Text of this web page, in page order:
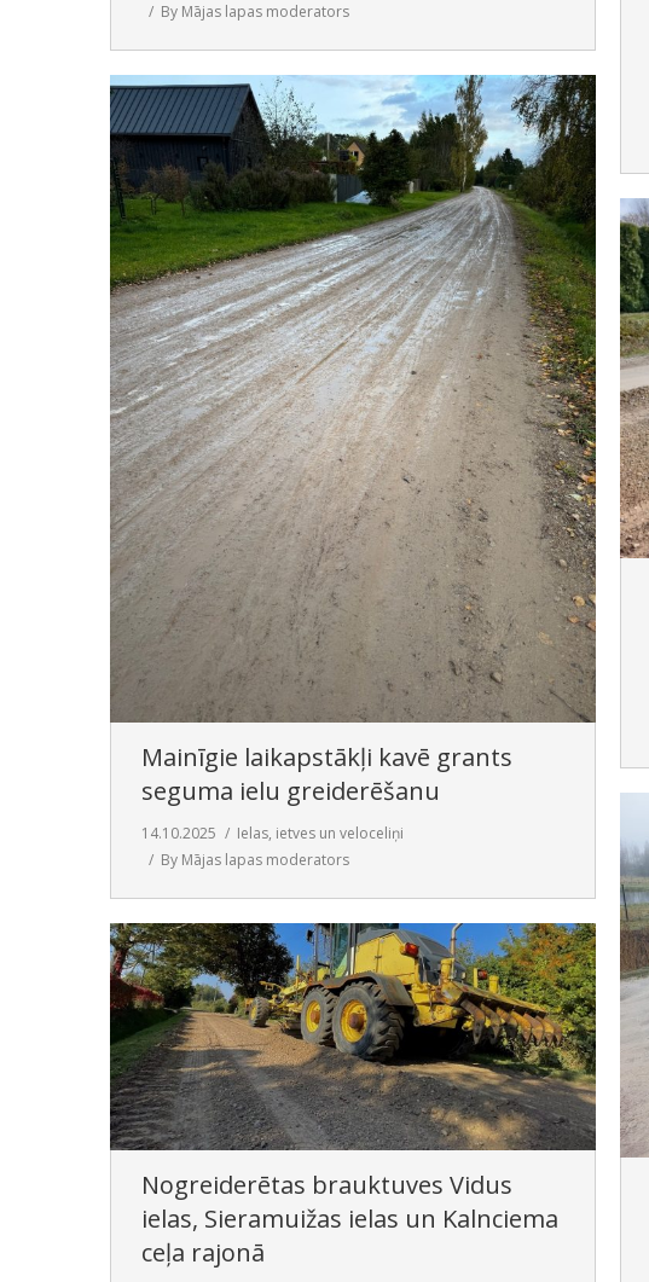
By Mājas lapas moderators
Mainīgie laikapstākļi kavē grants
seguma ielu greiderēšanu
14.10.2025
Ielas, ietves un veloceliņi
By Mājas lapas moderators
Nogreiderētas brauktuves Vidus
ielas, Sieramuižas ielas un Kalnciema
ceļa rajonā